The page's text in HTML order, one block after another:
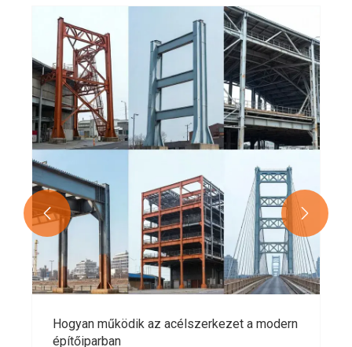
Hogyan működik az acélszerkezet a modern
építőiparban
 